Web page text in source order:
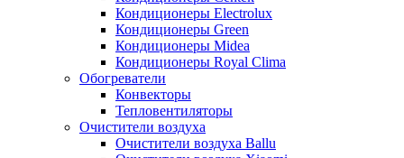
Кондиционеры Electrolux
Кондиционеры Green
Кондиционеры Midea
Кондиционеры Royal Clima
Обогреватели
Конвекторы
Тепловентиляторы
Очистители воздуха
Очистители воздуха Ballu